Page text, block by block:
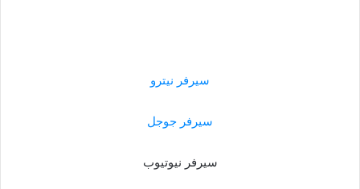
سيرفر نيترو
سيرفر جوجل
سيرفر نيوتيوب